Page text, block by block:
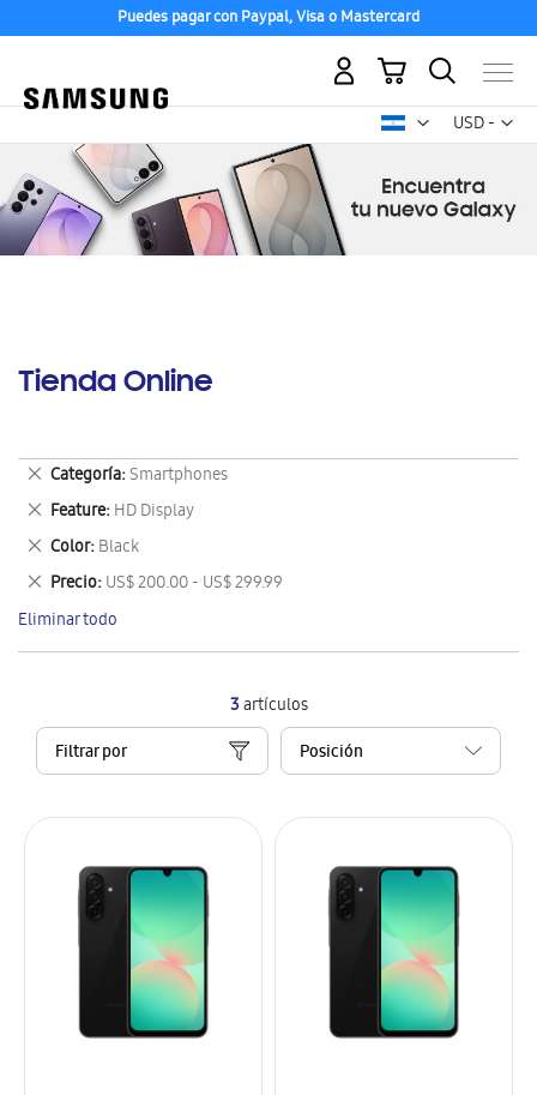
Puedes pagar con Paypal, Visa o Mastercard
USD -
dólar
Mi carrito
Tienda Online
3artículos
Filtrar por
Categoría Smartphones
Eliminar
este
artículo
Feature HD Display
Eliminar
este
artículo
Color Black
Eliminar
este
artículo
Precio US$ 200.00 - US$ 299.99
Eliminar
este
artículo
Eliminar todo